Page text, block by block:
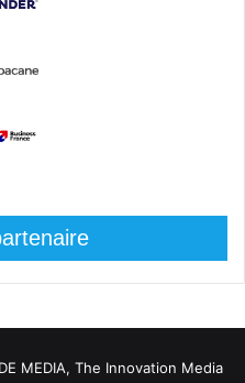
MEDIA, The Innovation Media